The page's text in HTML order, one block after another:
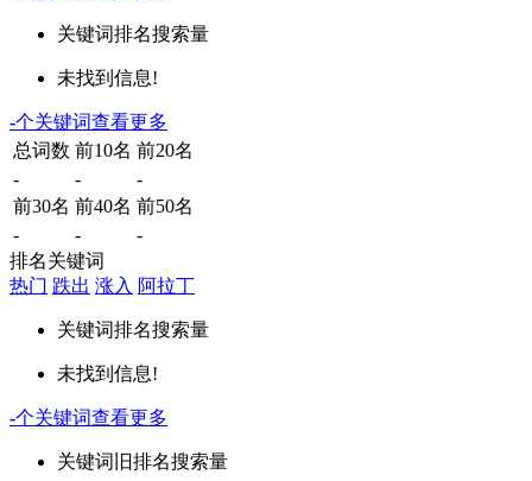
关键词排名搜索量
未找到信息!
-个关键词查看更多
总词数 前10名 前20名
-
-
-
前30名 前40名 前50名
-
-
-
排名关键词
热门 跌出 涨入 阿拉丁
关键词排名搜索量
未找到信息!
-个关键词查看更多
关键词 旧排名搜索量